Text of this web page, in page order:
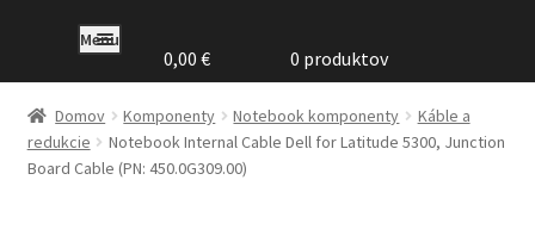
Menu
Domovská
stránka
GDPR
0,00 € 0 produktov
Domov Komponenty Notebook komponenty
Káble a
redukcie
Notebook Internal Cable Dell for Latitude 5300, Junction
Board Cable (PN: 450.0G309.00)